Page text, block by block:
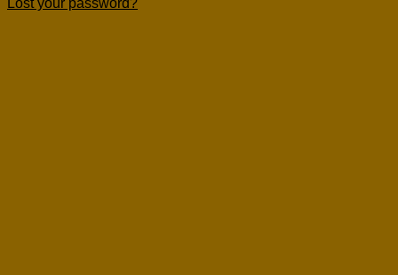
Lost your password?